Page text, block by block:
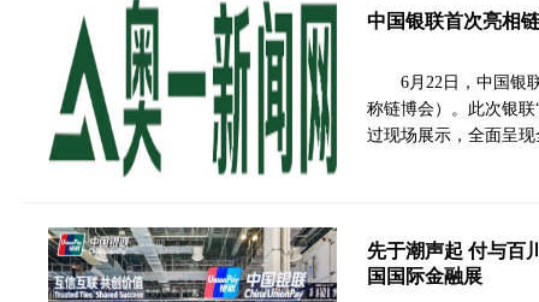
中国银联首次亮相
6月22日，中国银
称链博会）。此次银
过现场展示，全面呈
先于潮声起 付与百
国国际金融展